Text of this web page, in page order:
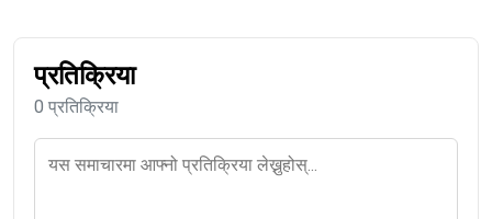
प्रतिक्रिया
0 प्रतिक्रिया